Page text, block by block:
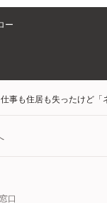
ー
事も住居も失ったけど
口